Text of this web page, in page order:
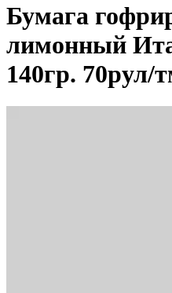
Бумага
лимонный
140гр. 70рул/